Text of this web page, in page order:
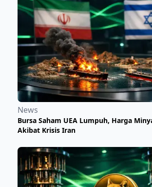
News
Bursa Saham UEA Lumpuh, Harga
Akibat Krisis Iran